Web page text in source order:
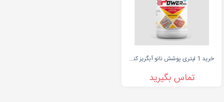
خرید 1 لیتری پوشش نانو آبگریز کننده N-01 - پاورمیکس
تماس بگیرید